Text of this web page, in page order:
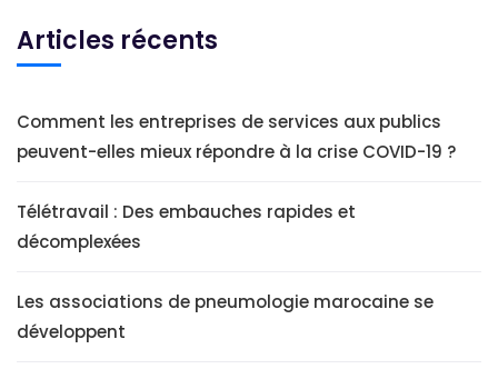
Articles récents
Comment les entreprises de services aux publics
peuvent-elles mieux répondre à la crise COVID-19 ?
Télétravail : Des embauches rapides et
décomplexées
Les associations de pneumologie marocaine se
développent